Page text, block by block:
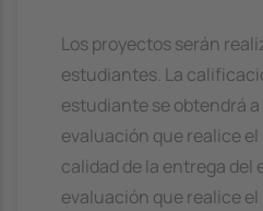
Los proyectos serán
estudiantes. La
estudiante se obtendrá
evaluación que realice
calidad de la entrega del
evaluación que realice